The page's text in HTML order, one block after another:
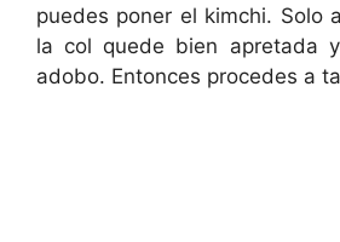
puedes poner el kimchi. Solo
la col quede bien apretada
adobo. Entonces procedes a